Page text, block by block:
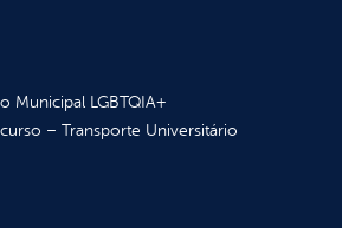
Municipal LGBTQIA+
– Transporte Universitário